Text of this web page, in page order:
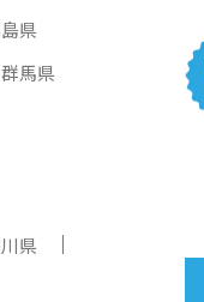
県
群馬県
県